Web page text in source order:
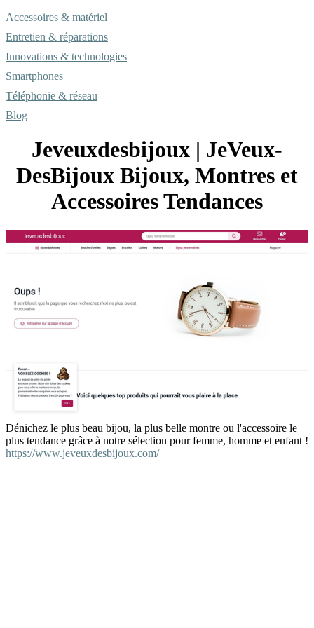
Accessoires & matériel
Entretien & réparations
Innovations & technologies
Smartphones
Téléphonie & réseau
Blog
Jeveux­des­bi­joux | JeVeux­
DesBi­joux Bijoux, Montres et
Accessoires Tendances
Dénichez le plus beau bijou, la plus belle montre ou l'accessoire le
plus tendance grâce à notre sélection pour femme, homme et enfant !
https://www.jeveuxdesbijoux.com/